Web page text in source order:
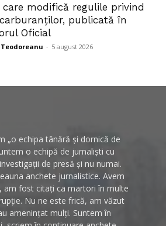
care modifică regulile privind
publicată în
Oficial
- 5 august 2026
„o echipa tânără și dornică de
o echipă de jurnaliști cu
de presă și nu numai.
anchete jurnalistice. Avem
am fost citați ca martori în multe
Nu ne este frică, am văzut
amenințat mulți. Suntem în